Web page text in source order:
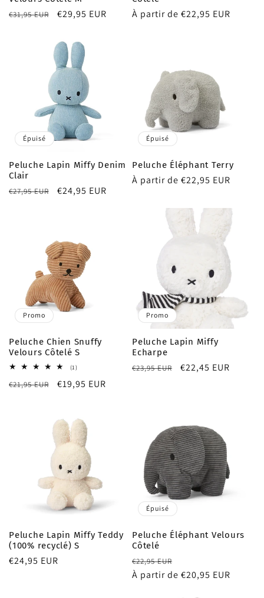
Prix
€31,95 EUR
Prix
€29,95 EUR
Prix
À partir de €22,95 EUR
Épuisé
Peluche Lapin Miffy Denim
Clair
Prix
€27,95 EUR
Prix
€24,95 EUR
Épuisé
Peluche Éléphant Terry
Prix
À partir de €22,95 EUR
Promo
Peluche Chien Snuffy
Velours Côtelé S
(1)1
des
Prix
€21,95 EUR
Prix
€19,95 EUR
Promo
Peluche Lapin Miffy
Echarpe
Prix
€23,95 EUR
Prix
€22,45 EUR
Peluche Lapin Miffy Teddy
(100% recyclé) S
Prix
€24,95 EUR
Épuisé
Peluche Éléphant Velours
Côtelé
Prix
habituel
€22,95 EUR
promotionnel
À partir de €20,95 EUR